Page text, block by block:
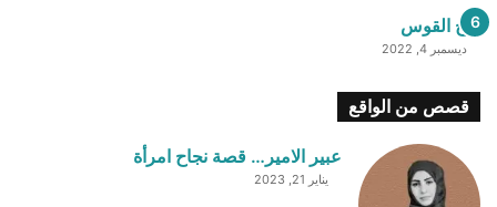
برج القوس
ديسمبر 4, 2022
قصص من الواقع
عبير الامير… قصة نجاح امرأة
يناير 21, 2023